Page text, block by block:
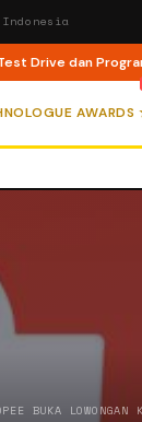
dan Program
AWARDS
BUKA